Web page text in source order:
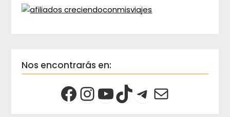
Nos encontrarás en: